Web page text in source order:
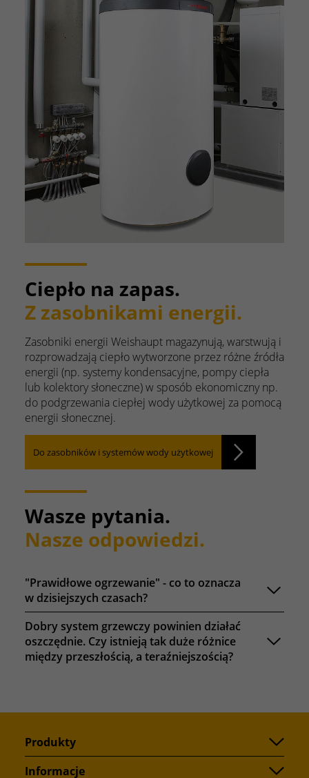
Ciepło na zapas.
Z zasobnikami energii.
Zasobniki energii Weishaupt magazynują, warstwują i
rozprowadzają ciepło wytworzone przez różne źródła
energii (np. systemy kondensacyjne, pompy ciepła
lub kolektory słoneczne) w sposób ekonomiczny np.
do podgrzewania ciepłej wody użytkowej za pomocą
energii słonecznej.
Do zasobników i systemów wody użytkowej
Wasze pytania.
Nasze odpowiedzi.
"Prawidłowe ogrzewanie" - co to oznacza
w dzisiejszych czasach?
Dobry system grzewczy powinien działać
oszczędnie. Czy istnieją tak duże różnice
między przeszłością, a teraźniejszością?
Produkty
Informacje